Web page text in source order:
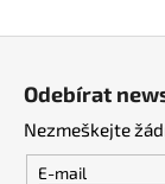
Odebírat
Nezmeškejte
E-mail